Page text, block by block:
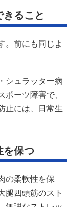
ること
。前にも同じよ
シュラッター病
ーツ障害で、
止には、日常生
を保つ
の柔軟性を保
腿四頭筋のスト